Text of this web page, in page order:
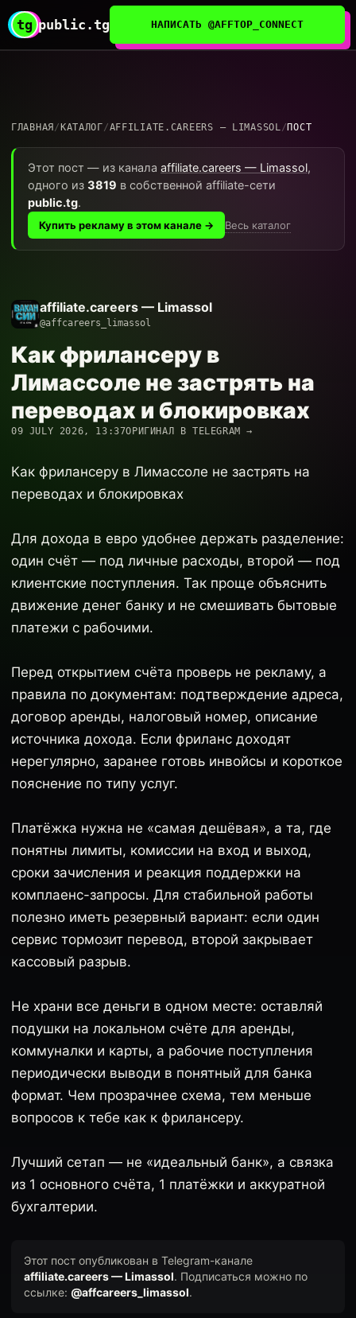
tg public.tg НАПИСАТЬ @AFFTOP_CONNECT
ГЛАВНАЯ / КАТАЛОГ/AFFILIATE.CAREERS — LIMASSOL/ ПОСТ
Этот пост — из канала affiliate.careers — Limassol,
одного из 3819 в собственной affiliate-сети
public.tg.
Купить рекламу в этом канале → Весь каталог
affiliate.careers — Limassol
@affcareers_limassol
Как фрилансеру в
Лимассоле не застрять на
переводах и блокировках
09 JULY 2026, 13:37ОРИГИНАЛ В TELEGRAM →
Как фрилансеру в Лимассоле не застрять на
переводах и блокировках
Для дохода в евро удобнее держать разделение:
один счёт — под личные расходы, второй — под
клиентские поступления. Так проще объяснить
движение денег банку и не смешивать бытовые
платежи с рабочими.
Перед открытием счёта проверь не рекламу, а
правила по документам: подтверждение адреса,
договор аренды, налоговый номер, описание
источника дохода. Если фриланс доходят
нерегулярно, заранее готовь инвойсы и короткое
пояснение по типу услуг.
Платёжка нужна не «самая дешёвая», а та, где
понятны лимиты, комиссии на вход и выход,
сроки зачисления и реакция поддержки на
комплаенс-запросы. Для стабильной работы
полезно иметь резервный вариант: если один
сервис тормозит перевод, второй закрывает
кассовый разрыв.
Не храни все деньги в одном месте: оставляй
подушки на локальном счёте для аренды,
коммуналки и карты, а рабочие поступления
периодически выводи в понятный для банка
формат. Чем прозрачнее схема, тем меньше
вопросов к тебе как к фрилансеру.
Лучший сетап — не «идеальный банк», а связка
из 1 основного счёта, 1 платёжки и аккуратной
бухгалтерии.
Этот пост опубликован в Telegram-канале
affiliate.careers — Limassol. Подписаться можно по
ссылке: @affcareers_limassol.